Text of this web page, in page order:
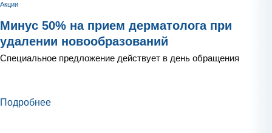
Акции
Минус 50% на прием дерматолога при
удалении новообразований
Специальное предложение действует в день обращения
Подробнее